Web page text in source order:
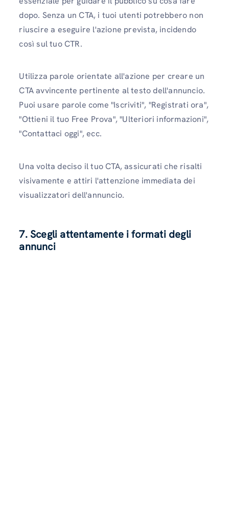
dopo. Senza un CTA, i tuoi utenti potrebbero non
riuscire a eseguire l'azione prevista, incidendo
così sul tuo CTR.
Utilizza parole orientate all'azione per creare un
CTA avvincente pertinente al testo dell'annuncio.
Puoi usare parole come "Iscriviti", "Registrati ora",
"Ottieni il tuo Free Prova", "Ulteriori informazioni",
"Contattaci oggi", ecc.
Una volta deciso il tuo CTA, assicurati che risalti
visivamente e attiri l'attenzione immediata dei
visualizzatori dell'annuncio.
7. Scegli attentamente i formati degli
annunci